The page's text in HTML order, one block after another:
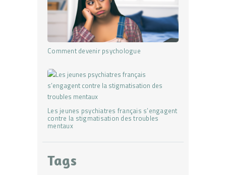
Comment devenir psychologue
Les jeunes psychiatres français s’engagent
contre la stigmatisation des troubles
mentaux
Tags